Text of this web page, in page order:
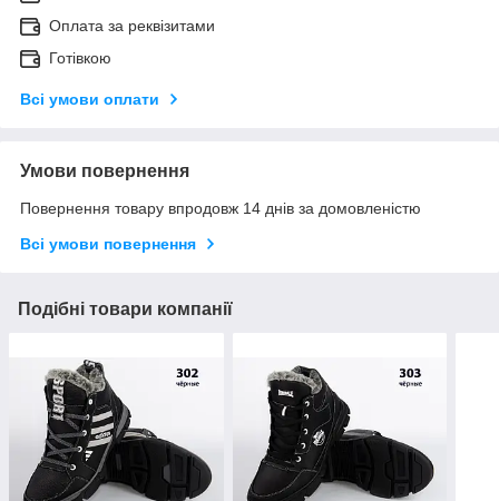
Оплата за реквізитами
Готівкою
Всі умови оплати
Умови повернення
Повернення товару впродовж 14 днів за домовленістю
Всі умови повернення
Подібні товари компанії